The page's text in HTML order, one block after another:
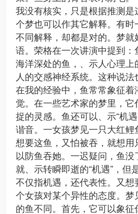
我没有核实，只是根据推测
个梦也可以作其它解释。有
不同解释，却都是对的。梦就
语。荣格在一次讲演中提到
海洋深处的鱼，、示人心理
人的交感神经系统。这种说法
在我的经验中，鱼常常象征着
觉。在一些艺术家的梦里，
捉的灵感。鱼还可以、示“机遇
谐音。一女孩梦见一只大红
想要这鱼，又怕被吞，就想用
以防鱼吞她。一迟疑问，鱼没
就、示转瞬即逝的“机遇”，但
不仅指机遇，还代表性。又
个女孩对某个异性的态度。
的鱼不同。首先，它可以象征